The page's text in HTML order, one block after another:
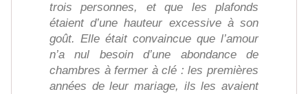
trois personnes, et que les plafonds
étaient d’une hauteur excessive à son
goût. Elle était convaincue que l’amour
n’a nul besoin d’une abondance de
chambres à fermer à clé : les premières
années de leur mariage, ils les avaient